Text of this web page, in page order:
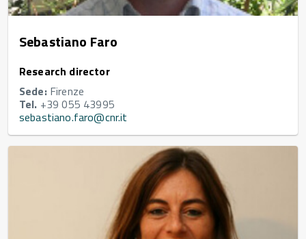
Sebastiano Faro
Research director
Sede:Firenze
Tel. +39 055 43995
sebastiano.faro@cnr.it